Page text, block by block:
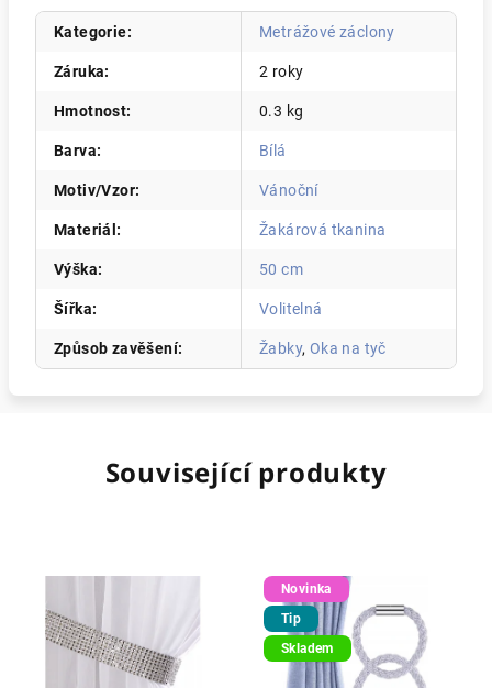
Kategorie: Metrážové záclony
Záruka: 2 roky
Hmotnost: 0.3 kg
Barva: Bílá
Motiv/Vzor: Vánoční
Materiál : Žakárová tkanina
Výška: 50 cm
Šířka: Volitelná
Způsob zavěšení: Žabky, Oka na tyč
Související produkty
Novinka
Tip
Skladem